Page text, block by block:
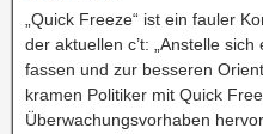
„Quick Freeze“ ist ein fauler
der aktuellen c’t: „Anstelle
fassen und zur besseren
kramen Politiker mit Quick
Überwachungsvorhaben